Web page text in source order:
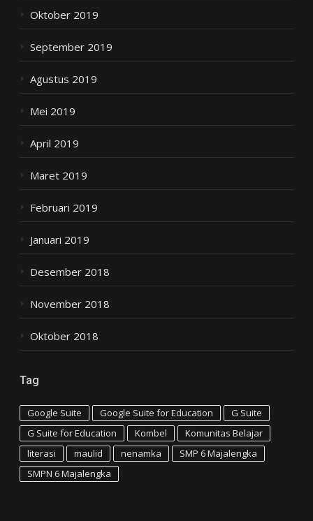
Oktober 2019
September 2019
Agustus 2019
Mei 2019
April 2019
Maret 2019
Februari 2019
Januari 2019
Desember 2018
November 2018
Oktober 2018
Tag
Google Suite Google Suite for Education
G Suite
G Suite for Education
Kombel
Komunitas Belajar
literasi
maulid nenamka
SMP 6 Majalengka
SMPN 6 Majalengka